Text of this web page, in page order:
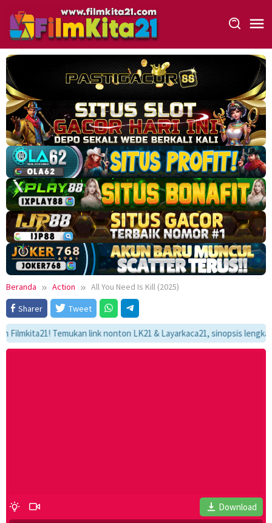
konten
Beranda Action
All You Need Is Kill (2025)
Sharer
Tweet
Temukan link nonton LK21 & Layarkaca21, sinopsis
Download